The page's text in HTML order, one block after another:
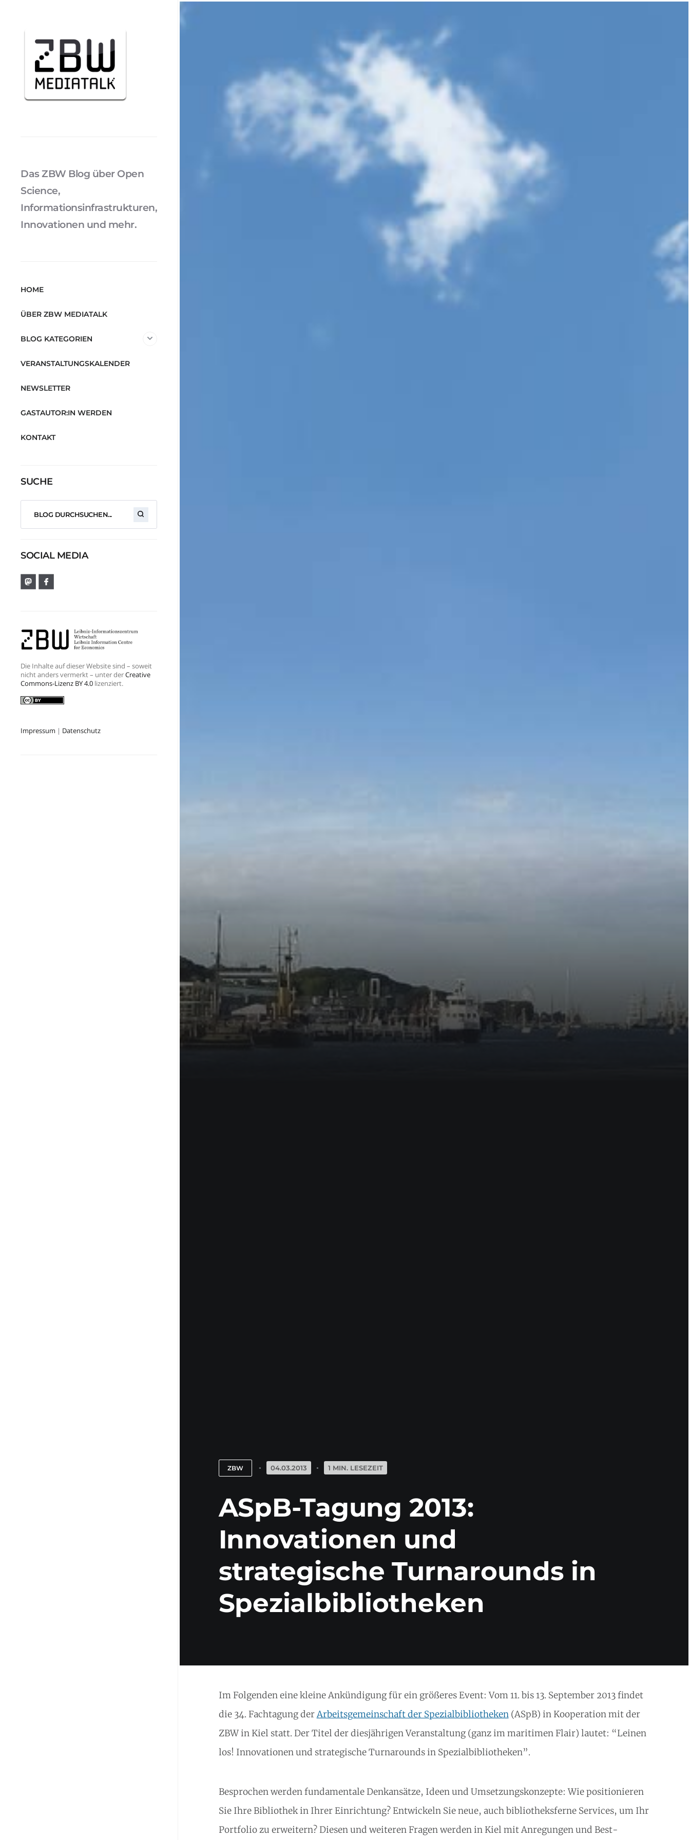
ZBW 04.03.2013 1 MIN. LESEZEIT
ASpB-Tagung 2013:
Innovationen und
strategische Turnarounds in
Spezialbibliotheken
Im Folgenden eine kleine Ankündigung für ein größeres Event: Vom 11. bis 13. September 2013 findet
die 34. Fachtagung derArbeitsgemeinschaft der Spezialbibliotheken(ASpB) in Kooperation mit der
ZBW in Kiel statt. Der Titel der diesjährigen Veranstaltung (ganz im maritimen Flair) lautet: “Leinen
los! Innovationen und strategische Turnarounds in Spezialbibliotheken”.
Besprochen werden fundamentale Denkansätze, Ideen und Umsetzungskonzepte: Wie positionieren
Sie Ihre Bibliothek in Ihrer Einrichtung? Entwickeln Sie neue, auch bibliotheksferne Services, um Ihr
Portfolio zu erweitern? Diesen und weiteren Fragen werden in Kiel mit Anregungen und Best-
Das ZBW Blog über Open
Science,
Informationsinfrastrukturen,
Innovationen und mehr.
HOME
ÜBER ZBW MEDIATALK
BLOG KATEGORIEN
VERANSTALTUNGSKALENDER
NEWSLETTER
GASTAUTOR:IN WERDEN
KONTAKT
SUCHE
SOCIAL MEDIA
Die Inhalte auf dieser Website sind – soweit
nicht anders vermerkt – unter derCreative
Commons-Lizenz BY 4.0 lizenziert.
Impressum | Datenschutz